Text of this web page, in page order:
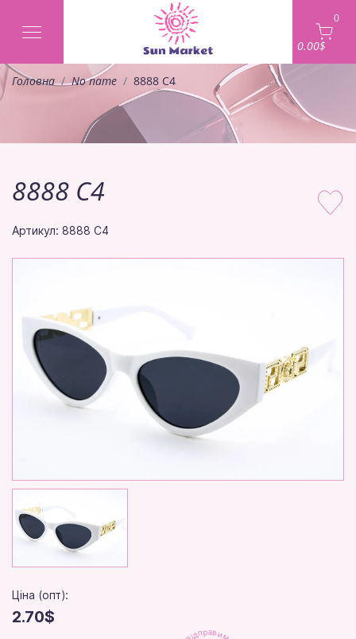
0
0.00$
Головна No name 8888 C4
8888 C4
Артикул: 8888 C4
Ціна (опт):
2.70$